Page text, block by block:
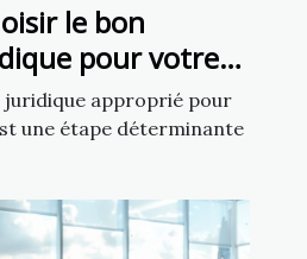
le bon
pour votre
juridique approprié pour
une étape déterminante